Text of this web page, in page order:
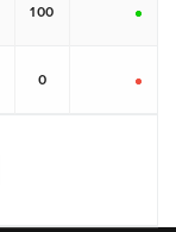
100
+
0
-